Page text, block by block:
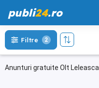
publi24.ro
Anunturi gratuite Olt Leleasca
Filtre 2